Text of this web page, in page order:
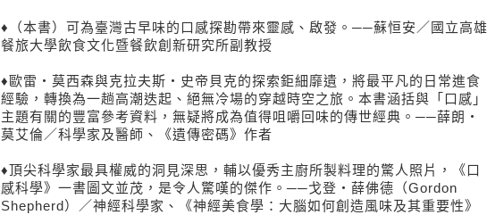
♦（本書）可為臺灣古早味的口感探勘帶來靈感、啟發。──蘇恒安／國立高雄
餐旅大學飲食文化暨餐飲創新研究所副教授
♦歐雷・莫西森與克拉夫斯・史帝貝克的探索鉅細靡遺，將最平凡的日常進食
經驗，轉換為一趟高潮迭起、絕無冷場的穿越時空之旅。本書涵括與「口感」
主題有關的豐富參考資料，無疑將成為值得咀嚼回味的傳世經典。──薛朗・
莫艾倫／科學家及醫師、《遺傳密碼》作者
♦頂尖科學家最具權威的洞見深思，輔以優秀主廚所製料理的驚人照片，《口
感科學》一書圖文並茂，是令人驚嘆的傑作。──戈登・薛佛德（Gordon
Shepherd）／神經科學家、《神經美食學：大腦如何創造風味及其重要性》